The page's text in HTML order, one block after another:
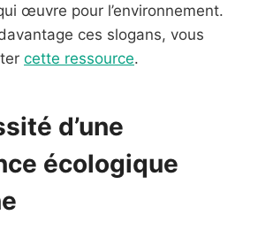
œuvre pour l’environnement.
ces slogans, vous
cette ressource.
d’une
écologique